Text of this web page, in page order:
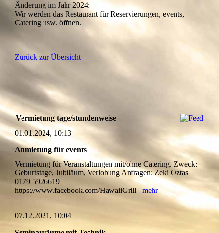
Änderung im Jahr 2024:
Wir werden das Restaurant für Reservierungen, events,
Catering usw. öffnen.
Zurück zur Übersicht
Vermietung tage/stundenweise
01.01.2024, 10:13
Anmietung für events
Vermietung für Veranstaltungen mit/ohne Catering. Zweck:
Geburtstage, Jubiläum, Verlobung Anfragen: Zeki Öztas
0179 5926619
https://www.facebook.com/HawaiiGrillmehr
07.12.2021, 10:04